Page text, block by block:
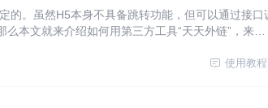
的。虽然H5本身不具备跳转功能，但可以通过接口
本文就来介绍如何用第三方工具“天天外链”，来实
使用教程